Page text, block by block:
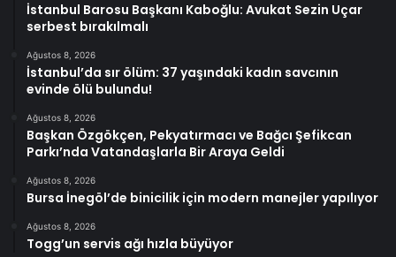
İstanbul Barosu Başkanı Kaboğlu: Avukat Sezin Uçar
serbest bırakılmalı
Ağustos 8, 2026
İstanbul’da sır ölüm: 37 yaşındaki kadın savcının
evinde ölü bulundu!
Ağustos 8, 2026
Başkan Özgökçen, Pekyatırmacı ve Bağcı Şefikcan
Parkı’nda Vatandaşlarla Bir Araya Geldi
Ağustos 8, 2026
Bursa İnegöl’de binicilik için modern manejler yapılıyor
Ağustos 8, 2026
Togg’un servis ağı hızla büyüyor